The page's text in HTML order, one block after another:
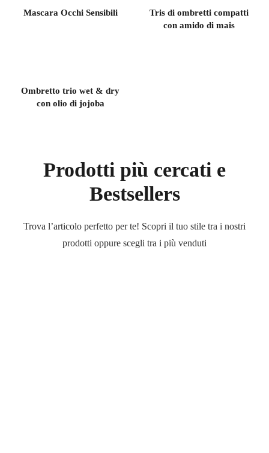
Mascara Occhi Sensibili
Tris di ombretti compatti
con amido di mais
Ombretto trio wet & dry
con olio di jojoba
Prodotti più cercati e
Bestsellers
Trova l’articolo perfetto per te! Scopri il tuo stile tra i nostri
prodotti oppure scegli tra i più venduti